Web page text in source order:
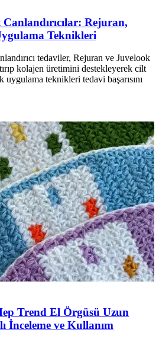
Rejuran,
Teknikleri
tedaviler, Rejuran ve Juvelook
kolajen üretimini destekleyerek cilt
teknikleri tedavi başarısını
Trend El Örgüsü Uzun
İnceleme ve Kullanım